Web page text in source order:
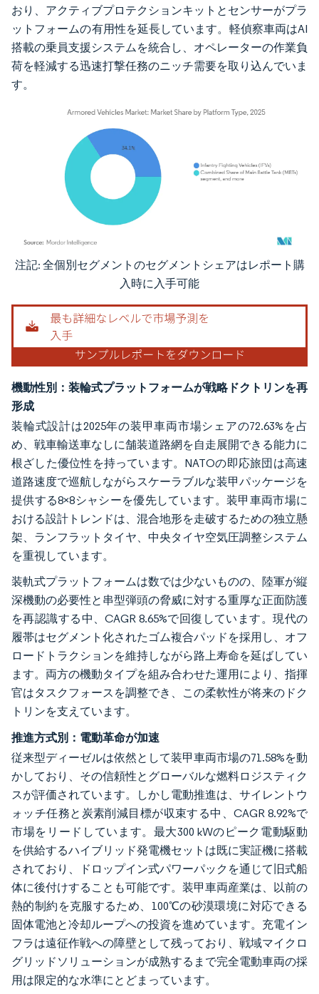
おり、アクティブプロテクションキットとセンサーがプラ
ットフォームの有用性を延長しています。軽偵察車両はAI
搭載の乗員支援システムを統合し、オペレーターの作業負
荷を軽減する迅速打撃任務のニッチ需要を取り込んでいま
す。
画像 © Mordor Intelligence。再利用にはCC BY 4.0の表示が必要です。
注記: 全個別セグメントのセグメントシェアはレポート購
入時に入手可能
機動性別：装輪式プラットフォームが戦略ドクトリンを再
形成
装輪式設計は2025年の装甲車両市場シェアの72.63%を占
め、戦車輸送車なしに舗装道路網を自走展開できる能力に
根ざした優位性を持っています。NATOの即応旅団は高速
道路速度で巡航しながらスケーラブルな装甲パッケージを
提供する8×8シャシーを優先しています。装甲車両市場に
おける設計トレンドは、混合地形を走破するための独立懸
架、ランフラットタイヤ、中央タイヤ空気圧調整システム
を重視しています。
装軌式プラットフォームは数では少ないものの、陸軍が縦
深機動の必要性と串型弾頭の脅威に対する重厚な正面防護
を再認識する中、CAGR 8.65%で回復しています。現代の
履帯はセグメント化されたゴム複合パッドを採用し、オフ
ロードトラクションを維持しながら路上寿命を延ばしてい
ます。両方の機動タイプを組み合わせた運用により、指揮
官はタスクフォースを調整でき、この柔軟性が将来のドク
トリンを支えています。
推進方式別：電動革命が加速
従来型ディーゼルは依然として装甲車両市場の71.58%を動
かしており、その信頼性とグローバルな燃料ロジスティク
スが評価されています。しかし電動推進は、サイレントウ
ォッチ任務と炭素削減目標が収束する中、CAGR 8.92%で
市場をリードしています。最大300 kWのピーク電動駆動
を供給するハイブリッド発電機セットは既に実証機に搭載
されており、ドロップイン式パワーパックを通じて旧式船
体に後付けすることも可能です。装甲車両産業は、以前の
熱的制約を克服するため、100℃の砂漠環境に対応できる
固体電池と冷却ループへの投資を進めています。充電イン
フラは遠征作戦への障壁として残っており、戦域マイクロ
グリッドソリューションが成熟するまで完全電動車両の採
用は限定的な水準にとどまっています。